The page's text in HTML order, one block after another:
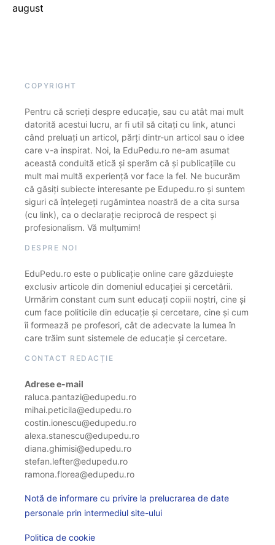
august
COPYRIGHT
Pentru că scrieți despre educație, sau cu atât mai mult
datorită acestui lucru, ar fi util să citați cu link, atunci
când preluați un articol, părți dintr-un articol sau o idee
care v-a inspirat. Noi, la EduPedu.ro ne-am asumat
această conduită etică și sperăm că și publicațiile cu
mult mai multă experiență vor face la fel. Ne bucurăm
că găsiți subiecte interesante pe Edupedu.ro și suntem
siguri că înțelegeți rugămintea noastră de a cita sursa
(cu link), ca o declarație reciprocă de respect și
profesionalism. Vă mulțumim!
DESPRE NOI
EduPedu.ro este o publicație online care găzduiește
exclusiv articole din domeniul educației și cercetării.
Urmărim constant cum sunt educați copiii noștri, cine și
cum face politicile din educație și cercetare, cine și cum
îi formează pe profesori, cât de adecvate la lumea în
care trăim sunt sistemele de educație și cercetare.
CONTACT REDACȚIE
Adrese e-mail
raluca.pantazi@edupedu.ro
mihai.peticila@edupedu.ro
costin.ionescu@edupedu.ro
alexa.stanescu@edupedu.ro
diana.ghimisi@edupedu.ro
stefan.lefter@edupedu.ro
ramona.florea@edupedu.ro
Notă de informare cu privire la prelucrarea de date
personale prin intermediul site-ului
Politica de cookie